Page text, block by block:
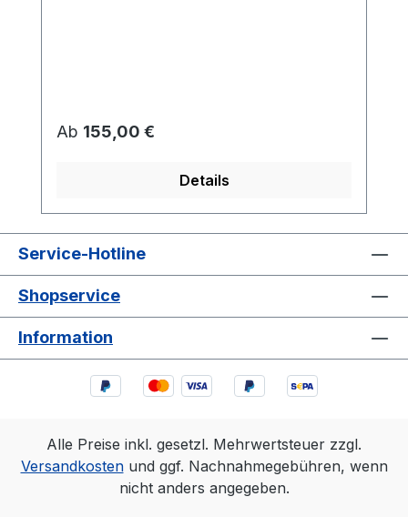
Regulärer Preis:
Ab 155,00 €
Details
Service-Hotline
Shopservice
Information
Alle Preise inkl. gesetzl. Mehrwertsteuer zzgl.
Versandkostenund ggf. Nachnahmegebühren, wenn
nicht anders angegeben.